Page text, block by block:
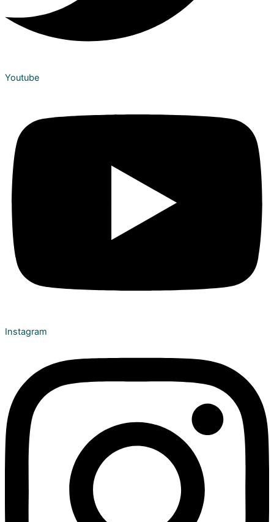
Youtube
Instagram